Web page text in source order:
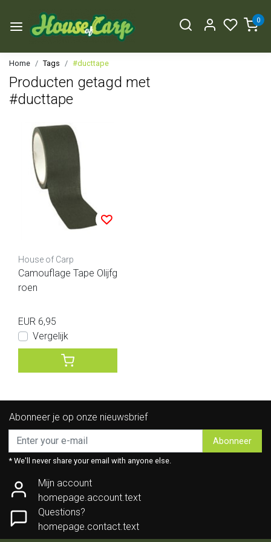
0
Home Tags #ducttape
Producten getagd met
#ducttape
House of Carp
Camouflage Tape Olijfg
roen
EUR 6,95
Vergelijk
Abonneer je op onze nieuwsbrief
Abonneer
* We'll never share your email with anyone else.
Mijn account
homepage.account.text
Questions?
homepage.contact.text